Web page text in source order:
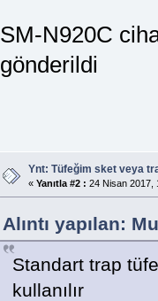
SM-N920C
gönderildi
Ynt: Tüfeğim sket veya
« Yanıtla #2 : 24 Nisan 2017,
Alıntı yapılan:
Standart trap
kullanılır